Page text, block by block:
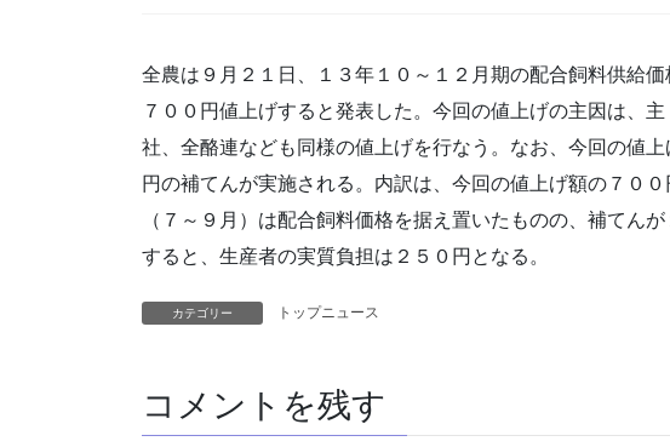
全農は９月２１日、１３年１０～１２月期の配合飼料供給
７００円値上げすると発表した。今回の値上げの主因は、
社、全酪連なども同様の値上げを行なう。なお、今回の値
円の補てんが実施される。内訳は、今回の値上げ額の７０
（７～９月）は配合飼料価格を据え置いたものの、補てん
すると、生産者の実質負担は２５０円となる。
カテゴリー トップニュース
コメントを残す